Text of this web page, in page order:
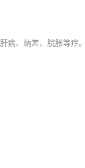
肝病、纳差、脘胀等症。